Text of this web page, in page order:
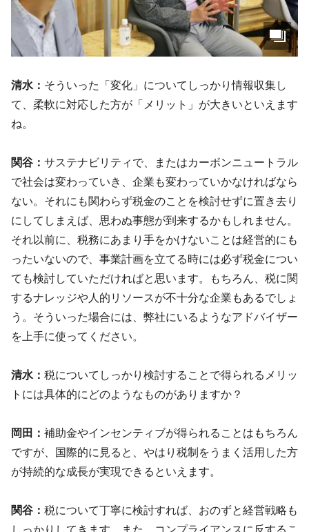
清水： そういった「変化」についてしっかり情報収集し
て、柔軟に対応した方が「メリット」が大きいといえます
ね。
関谷： サステナビリティで、またはカーボンニュートラル
で社会は変わっていき、企業も変わっていかなければなら
ない。それにも関わらず税金のことを検討せずに置き去り
にしてしまえば、思わぬ事態が到来するかもしれません。
それ以前に、税務にあまり手をかけないことは経営的にも
ったいないので、事業計画を立てる時には必ず税金につい
ても検討していただければと思います。もちろん、税に関
するナレッジや人的リソースが不十分な企業もあるでしょ
う。そういった場合には、弊社にいるようなアドバイザー
を上手に使ってください。
清水： 税についてしっかり検討することで得られるメリッ
トには具体的にどのようなものがありますか？
岡田： 補助金やインセンティブが得られることはもちろん
ですが、国際的に見ると、やはり税制をうまく活用した方
が持続的な成長が実現できるといえます。
関谷： 税について丁寧に検討すれば、おのずと経営戦略も